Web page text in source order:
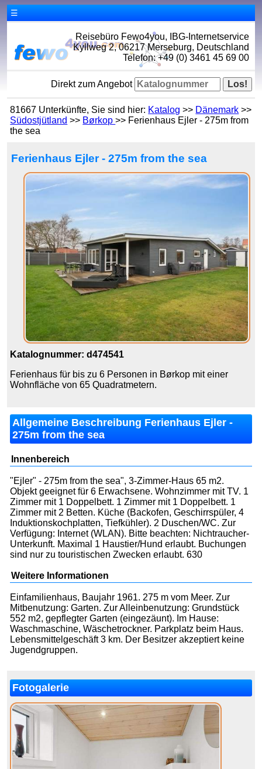
☰
Reisebüro Fewo4you, IBG-Internetservice
Kyllweg 2, 06217 Merseburg, Deutschland
Telefon: +49 (0) 3461 45 69 00
Direkt zum Angebot
81667 Unterkünfte, Sie sind hier: Katalog >> Dänemark >>
Südostjütland >> Børkop>> Ferienhaus Ejler - 275m from
the sea
Ferienhaus Ejler - 275m from the sea
Katalognummer: d474541
Ferienhaus für bis zu 6 Personen in Børkop mit einer
Wohnfläche von 65 Quadratmetern.
Allgemeine Beschreibung Ferienhaus Ejler -
275m from the sea
Innenbereich
"Ejler" - 275m from the sea", 3-Zimmer-Haus 65 m2.
Objekt geeignet für 6 Erwachsene. Wohnzimmer mit TV. 1
Zimmer mit 1 Doppelbett. 1 Zimmer mit 1 Doppelbett. 1
Zimmer mit 2 Betten. Küche (Backofen, Geschirrspüler, 4
Induktionskochplatten, Tiefkühler). 2 Duschen/WC. Zur
Verfügung: Internet (WLAN). Bitte beachten: Nichtraucher-
Unterkunft. Maximal 1 Haustier/Hund erlaubt. Buchungen
sind nur zu touristischen Zwecken erlaubt. 630
Weitere Informationen
Einfamilienhaus, Baujahr 1961. 275 m vom Meer. Zur
Mitbenutzung: Garten. Zur Alleinbenutzung: Grundstück
552 m2, gepflegter Garten (eingezäunt). Im Hause:
Waschmaschine, Wäschetrockner. Parkplatz beim Haus.
Lebensmittelgeschäft 3 km. Der Besitzer akzeptiert keine
Jugendgruppen.
Fotogalerie